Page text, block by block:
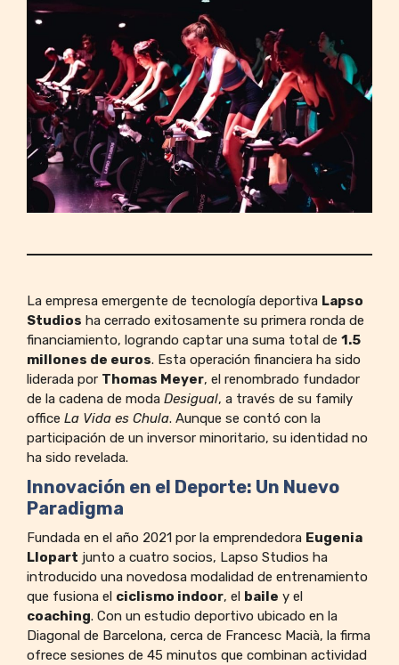
La empresa emergente de tecnología deportiva Lapso
Studios ha cerrado exitosamente su primera ronda de
financiamiento, logrando captar una suma total de 1.5
millones de euros. Esta operación financiera ha sido
liderada por Thomas Meyer, el renombrado fundador
de la cadena de moda Desigual, a través de su family
office La Vida es Chula. Aunque se contó con la
participación de un inversor minoritario, su identidad no
ha sido revelada.
Innovación en el Deporte: Un Nuevo
Paradigma
Fundada en el año 2021 por la emprendedora Eugenia
Llopart junto a cuatro socios, Lapso Studios ha
introducido una novedosa modalidad de entrenamiento
que fusiona el ciclismo indoor, el baile y el
coaching. Con un estudio deportivo ubicado en la
Diagonal de Barcelona, cerca de Francesc Macià, la firma
ofrece sesiones de 45 minutos que combinan actividad